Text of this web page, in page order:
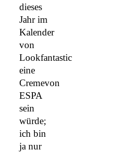
dieses
Jahr im
Kalender
von
Lookfantastic
eine
Cremevon
ESPA
sein
würde;
ich bin
ja nur